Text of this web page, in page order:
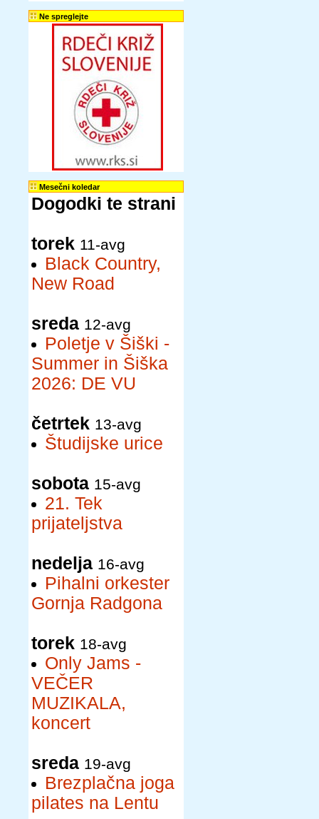
Ne spreglejte
Mesečni koledar
Dogodki te strani
torek 11-avg
Black Country,
New Road
sreda 12-avg
Poletje v Šiški -
Summer in Šiška
2026: DE VU
četrtek 13-avg
Študijske urice
sobota 15-avg
21. Tek
prijateljstva
nedelja 16-avg
Pihalni orkester
Gornja Radgona
torek 18-avg
Only Jams -
VEČER
MUZIKALA,
koncert
sreda 19-avg
Brezplačna joga
pilates na Lentu